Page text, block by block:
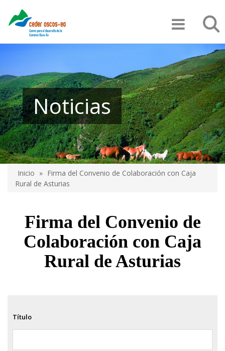
contenido
Noticias
Sobrescribir
de
ayuda
Inicio
Firma del Convenio de Colaboración con Caja
Rural de Asturias
Firma del Convenio de
Colaboración con Caja
Rural de Asturias
Título